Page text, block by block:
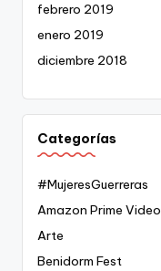
febrero 2019
enero 2019
diciembre 2018
Categorías
#MujeresGuerreras
Amazon Prime Video
Arte
Benidorm Fest